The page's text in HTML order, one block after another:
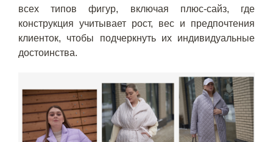
всех типов фигур, включая плюс-сайз, где
конструкция учитывает рост, вес и предпочтения
клиенток, чтобы подчеркнуть их индивидуальные
достоинства.